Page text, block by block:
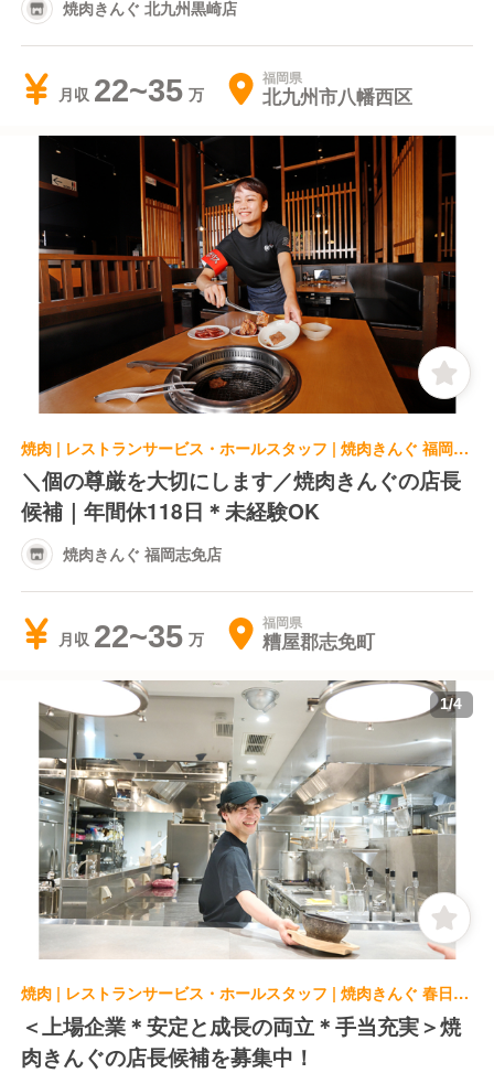
焼肉きんぐ 北九州黒崎店
月収 22~35 福岡県
北九州市八幡西区
焼肉 | レストランサービス・ホールスタッフ | 焼肉きんぐ 福岡志免店
＼個の尊厳を大切にします／焼肉きんぐの店長
候補｜年間休118日＊未経験OK
焼肉きんぐ 福岡志免店
月収 22~35 福岡県
糟屋郡志免町
1/4
焼肉 | レストランサービス・ホールスタッフ | 焼肉きんぐ 春日桜ヶ丘店
＜上場企業＊安定と成長の両立＊手当充実＞焼
肉きんぐの店長候補を募集中！